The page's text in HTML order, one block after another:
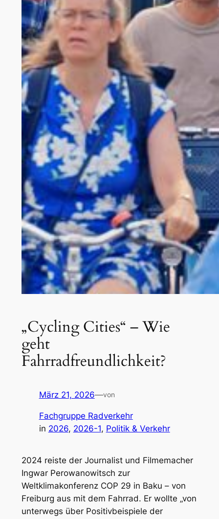
„Cycling Cities“ – Wie
geht
Fahrradfreundlichkeit?
März 21, 2026—von
Fachgruppe Radverkehr
in 2026, 2026-1, Politik & Verkehr
2024 reiste der Journalist und Filmemacher
Ingwar Perowanowitsch zur
Weltklimakonferenz COP 29 in Baku – von
Freiburg aus mit dem Fahrrad. Er wollte „von
unterwegs über Positivbeispiele der